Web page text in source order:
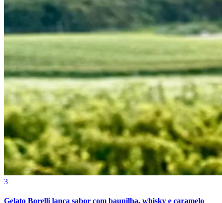
3
Gelato Borelli lança sabor com baunilha, whisky e caramelo